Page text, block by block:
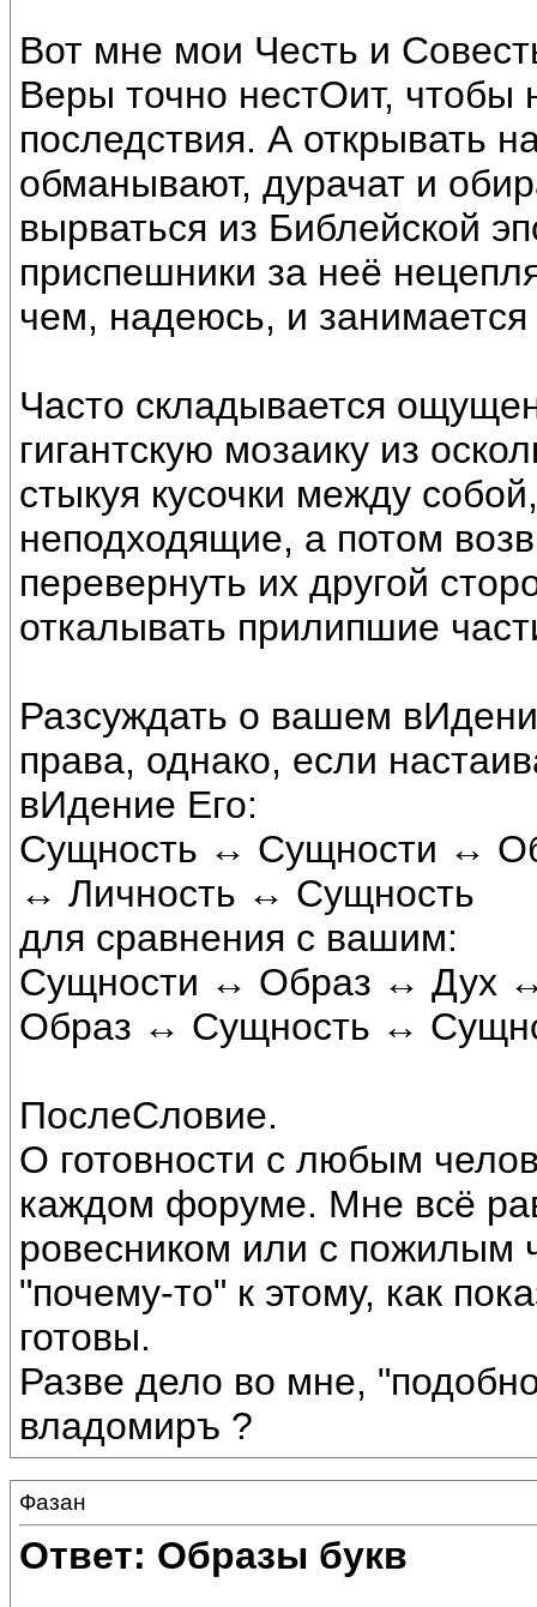
Вот мне мои Честь и
Веры точно нестОит, чтобы
последствия. А открывать
обманывают, дурачат и
вырваться из Библейской
приспешники за неё
чем, надеюсь, и
Часто складывается
гигантскую мозаику из
стыкуя кусочки между
неподходящие, а потом
перевернуть их другой
откалывать прилипшие
Разсуждать о вашем
права, однако, если
вИдение Его:
Сущность ↔ Сущности ↔
↔ Личность ↔ Сущность
для сравнения с вашим:
Сущности ↔ Образ ↔ Дух
Образ ↔ Сущность ↔
ПослеСловие.
О готовности с любым
каждом форуме. Мне всё
ровесником или с пожилым
"почему-то" к этому, как
готовы.
Разве дело во мне,
владомиръ ?
Фазан
Ответ: Образы букв